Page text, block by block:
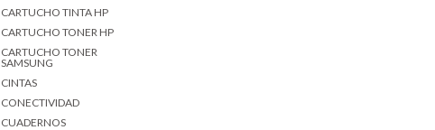
CARTUCHO TINTA HP
CARTUCHO TONER HP
CARTUCHO TONER
SAMSUNG
CINTAS
CONECTIVIDAD
CUADERNOS